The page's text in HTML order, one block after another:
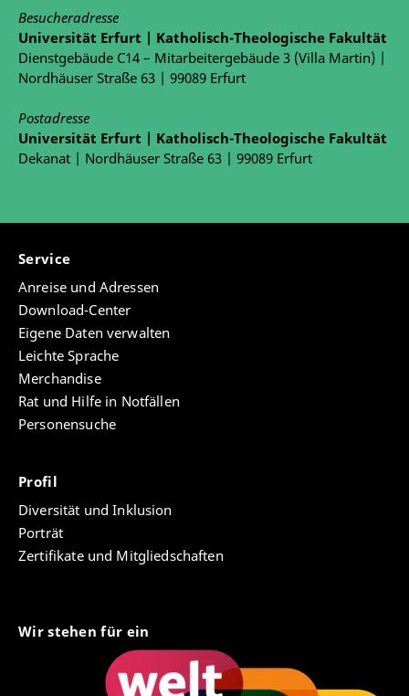
Besucheradresse
Universität Erfurt | Katholisch-Theologische Fakultät
Dienstgebäude C14 – Mitarbeitergebäude 3 (Villa Martin) |
Nordhäuser Straße 63 | 99089 Erfurt
Postadresse
Universität Erfurt | Katholisch-Theologische Fakultät
Dekanat | Nordhäuser Straße 63 | 99089 Erfurt
Service
Anreise und Adressen
Download-Center
Eigene Daten verwalten
Leichte Sprache
Merchandise
Rat und Hilfe in Notfällen
Personensuche
Profil
Diversität und Inklusion
Porträt
Zertifikate und Mitgliedschaften
Wir stehen für ein